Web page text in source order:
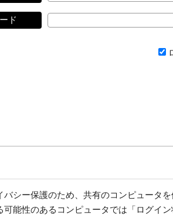
ド
バシー保護のため、共有のコンピュータ
可能性のあるコンピュータでは「ログイ